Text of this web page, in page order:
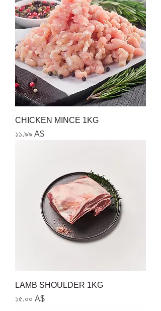
CHICKEN MINCE 1KG
Price
১১.৯৯ A$
LAMB SHOULDER 1KG
Price
১৫.০০ A$